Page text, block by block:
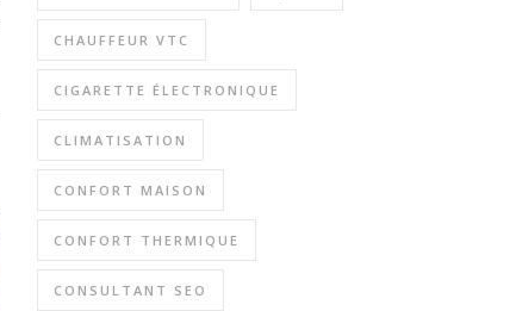
CHAUFFEUR VTC
CIGARETTE ÉLECTRONIQUE
CLIMATISATION
CONFORT MAISON
CONFORT THERMIQUE
CONSULTANT SEO